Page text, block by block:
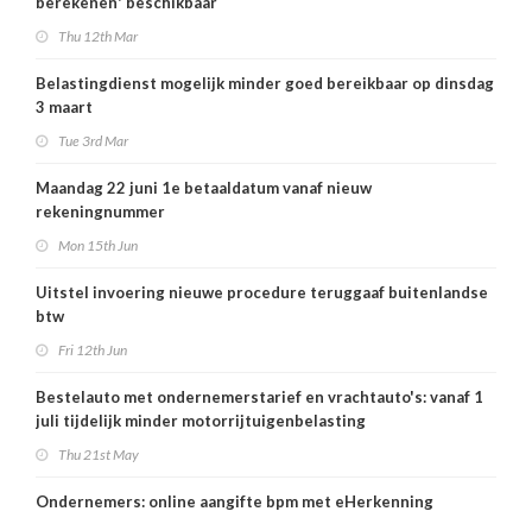
Thu 12th Mar
Belastingdienst mogelijk minder goed bereikbaar op dinsdag
3 maart
Tue 3rd Mar
Maandag 22 juni 1e betaaldatum vanaf nieuw
rekeningnummer
Mon 15th Jun
Uitstel invoering nieuwe procedure teruggaaf buitenlandse
btw
Fri 12th Jun
Bestelauto met ondernemerstarief en vrachtauto's: vanaf 1
juli tijdelijk minder motorrijtuigenbelasting
Thu 21st May
Ondernemers: online aangifte bpm met eHerkenning